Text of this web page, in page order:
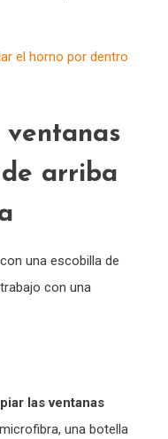
el horno por dentro
arriba
una escobilla de
con una
las ventanas
una botella